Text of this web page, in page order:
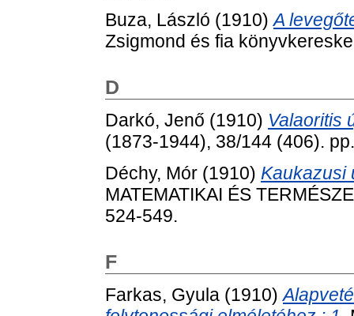
Buza, László (1910)A
Zsigmond és fia
D
Darkó, Jenő (1910) Valaoritis
(1873-1944), 38/144 (406).
Déchy, Mór (1910) Kaukazusi
MATEMATIKAI ÉS
524-549.
F
Farkas, Gyula (1910)